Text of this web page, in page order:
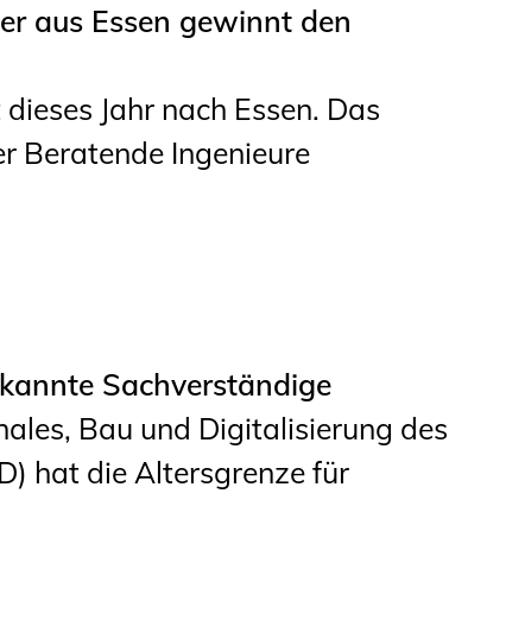
aus Essen gewinnt den
Jahr nach Essen. Das
Beratende Ingenieure
Sachverständige
Bau und Digitalisierung des
hat die Altersgrenze für